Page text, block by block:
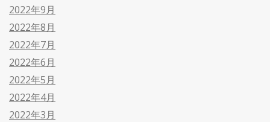
2022年9月
2022年8月
2022年7月
2022年6月
2022年5月
2022年4月
2022年3月